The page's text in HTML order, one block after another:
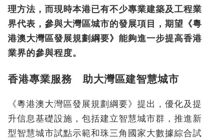
理方法，而現時本港已有不少專業建築及工程業
界代表，參與大灣區城市的發展項目，期望《粵
港澳大灣區發展規劃綱要》能夠進一步提高香港
業界的參與程度。
香港專業服務 助大灣區建智慧城市
《粵港澳大灣區發展規劃綱要》提出，優化及提
升信息基礎設施，包括建立智慧城市群，推進新
型智慧城市試點示範和珠三角國家大數據綜合試